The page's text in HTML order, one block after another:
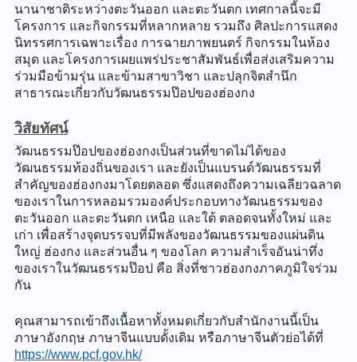
นานาชาติระหว่างตะวันออก และตะวันตก เทศกาลนี้จะมี
โครงการ และกิจกรรมที่หลากหลาย รวมถึง ศิลปะการแสดง
นิทรรศการเฉพาะเรื่อง การฉายภาพยนตร์ กิจกรรมในห้อง
สมุด และโครงการเผยแพร่ประชาสัมพันธ์เพื่อส่งเสริมความ
ร่วมมือข้ามรุ่น และข้ามสาขาวิชา และปลุกจิตสำนึก
สาธารณะเกี่ยวกับวัฒนธรรมป๊อปของฮ่องกง
วิสัยทัศน์
วัฒนธรรมป๊อปของฮ่องกงเป็นส่วนที่ขาดไม่ได้ของ
วัฒนธรรมท้องถิ่นของเรา และยังเป็นแบรนด์วัฒนธรรมที่
สำคัญของฮ่องกงมาโดยตลอด ซึ่งแสดงถึงความเฉลียวฉลาด
ของเราในการหลอมรวมองค์ประกอบทางวัฒนธรรมของ
ตะวันออก และตะวันตก เหนือ และใต้ ตลอดจนทั้งใหม่ และ
เก่า เพื่อสร้างจุดบรรจบที่มีพลังของวัฒนธรรมของแผ่นดิน
ใหญ่ ฮ่องกง และส่วนอื่น ๆ ของโลก ความสำเร็จอันน่าทึ่ง
ของเราในวัฒนธรรมป๊อป คือ สิ่งที่ชาวฮ่องกงภาคภูมิใจร่วม
กัน
คุณสามารถเข้าถึงเนื้อหาทั้งหมดเกี่ยวกับสำนักงานนี้เป็น
ภาษาอังกฤษ ภาษาจีนแบบดั้งเดิม หรือภาษาจีนตัวย่อได้ที่
https://www.pcf.gov.hk/